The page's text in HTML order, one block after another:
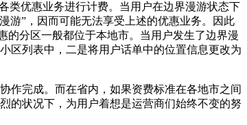
类优惠业务进行计费。当用户在边界漫游状态下
游”，因而可能无法享受上述的优惠业务。因此
的分区一般都位于本地市。当用户发生了边界漫
区列表中，二是将用户话单中的位置信息更改为
作完成。而在省内，如果资费标准在各地市之间
的状况下，为用户着想是运营商们始终不变的努